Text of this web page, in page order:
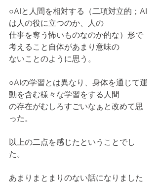
○AIと人間を相対する（二項対立的；AI
は人の役に立つのか、人の
仕事を奪う怖いものなのか的な）形で
考えること自体があまり意味の
ないことのように思う。
○AIの学習とは異なり、身体を通じて運
動を含む様々な学習をする人間
の存在がむしろすごいなぁと改めて思
った。
以上の二点を感じたということでし
た。
あまりまとまりのない話になりました